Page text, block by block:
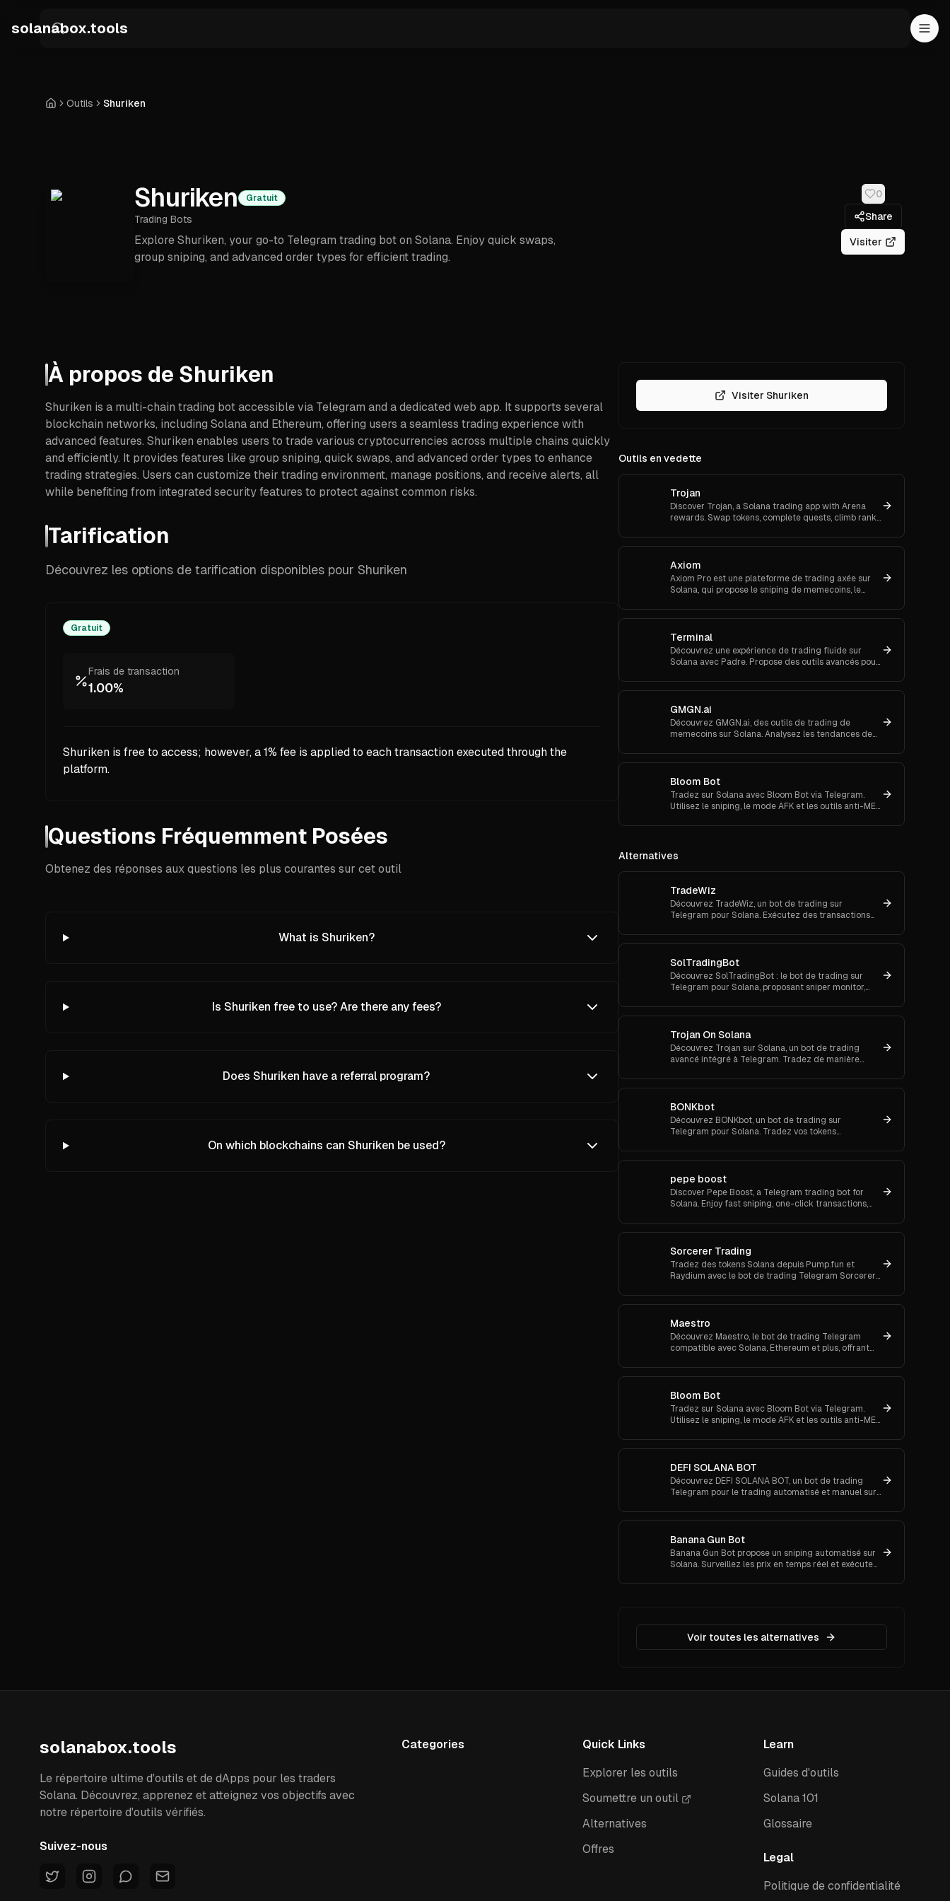
solanabox.tools
AccueilOutils Shuriken
Shuriken Gratuit
Trading Bots
Explore Shuriken, your go-to Telegram trading bot on Solana. Enjoy quick swaps,
group sniping, and advanced order types for efficient trading.
0
Share
Visiter
À propos de Shuriken
Shuriken is a multi-chain trading bot accessible via Telegram and a dedicated web app. It supports several
blockchain networks, including Solana and Ethereum, offering users a seamless trading experience with
advanced features. Shuriken enables users to trade various cryptocurrencies across multiple chains quickly
and efficiently. It provides features like group sniping, quick swaps, and advanced order types to enhance
trading strategies. Users can customize their trading environment, manage positions, and receive alerts, all
while benefiting from integrated security features to protect against common risks.
Tarification
Découvrez les options de tarification disponibles pour Shuriken
Gratuit
Frais de transaction
1.00%
Shuriken is free to access; however, a 1% fee is applied to each transaction executed through the
platform.
Questions Fréquemment Posées
Obtenez des réponses aux questions les plus courantes sur cet outil
What is Shuriken?
Is Shuriken free to use? Are there any fees?
Does Shuriken have a referral program?
On which blockchains can Shuriken be used?
Visiter Shuriken
Outils en vedette
Trojan
Discover Trojan, a Solana trading app with Arena
rewards. Swap tokens, complete quests, climb ranks,
start earn
Axiom
Axiom Pro est une plateforme de trading axée sur
Solana, qui propose le sniping de memecoins, le
Terminal
Découvrez une expérience de trading fluide sur
Solana avec Padre. Propose des outils avancés pour
GMGN.ai
Découvrez GMGN.ai, des outils de trading de
memecoins sur Solana. Analysez les tendances de
swaps inter-chaînes.
Bloom Bot
Tradez sur Solana avec Bloom Bot via Telegram.
Utilisez le sniping, le mode AFK et les outils anti-MEV
crypto.
Alternatives
TradeWiz
Découvrez TradeWiz, un bot de trading sur
Telegram pour Solana. Exécutez des transactions
SolTradingBot
Découvrez SolTradingBot : le bot de trading sur
Telegram pour Solana, proposant sniper monitor,
multi-DEX.
Trojan On Solana
Découvrez Trojan sur Solana, un bot de trading
avancé intégré à Telegram. Tradez de manière
BONKbot
Découvrez BONKbot, un bot de trading sur
Telegram pour Solana. Tradez vos tokens
profits en toute simplicité.
pepe boost
Discover Pepe Boost, a Telegram trading bot for
Solana. Enjoy fast sniping, one-click transactions,
trading.
Sorcerer Trading
Tradez des tokens Solana depuis Pump.fun et
Raydium avec le bot de trading Telegram Sorcerer
Maestro
Découvrez Maestro, le bot de trading Telegram
compatible avec Solana, Ethereum et plus, offrant
renforcée.
Bloom Bot
Tradez sur Solana avec Bloom Bot via Telegram.
Utilisez le sniping, le mode AFK et les outils anti-MEV
crypto.
DEFI SOLANA BOT
Découvrez DEFI SOLANA BOT, un bot de trading
Telegram pour le trading automatisé et manuel sur
sniping.
Banana Gun Bot
Banana Gun Bot propose un sniping automatisé sur
Solana. Surveillez les prix en temps réel et exécutez
Voir toutes les alternatives
solanabox.tools
Le répertoire ultime d'outils et de dApps pour les traders
Solana. Découvrez, apprenez et atteignez vos objectifs avec
notre répertoire d'outils vérifiés.
Suivez-nous
Categories
Quick Links
Explorer les outils
Soumettre un outil
Alternatives
Offres
Learn
Guides d'outils
Solana 101
Glossaire
Legal
Politique de confidentialité